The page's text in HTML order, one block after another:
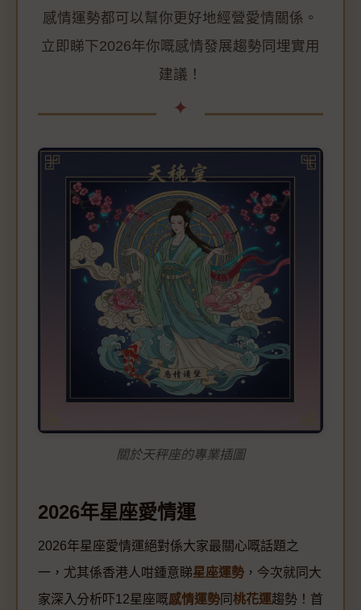
感情運勢都可以幫你更好地經營愛情關係。
立即睇下2026年你嘅感情發展趨勢同埋實用
建議！
關於天秤座的專業插圖
2026年星座愛情運
2026年星座愛情運絕對係大家最關心嘅話題之
一，尤其係香港人咁鍾意睇星座運勢 ，今次就同大
家深入分析吓12星座嘅感情運勢 同 桃花運趨勢！首